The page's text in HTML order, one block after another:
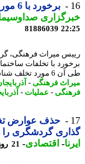
برخورد با 6 مورد تخلف ساختمانی در کندوان
صداوسیما-
81886039
میراث فرهنگی،
با تخلفات ساختمانی
و فعالیت آنها متوقف شد.
فرهنگی-آذربایجان
-عملیات-آذربایجان
حذف عوارض
گردشگری را
-اقتصادی-21 روز پیش - پنجشنبه 25 تیر 1405، 20:55